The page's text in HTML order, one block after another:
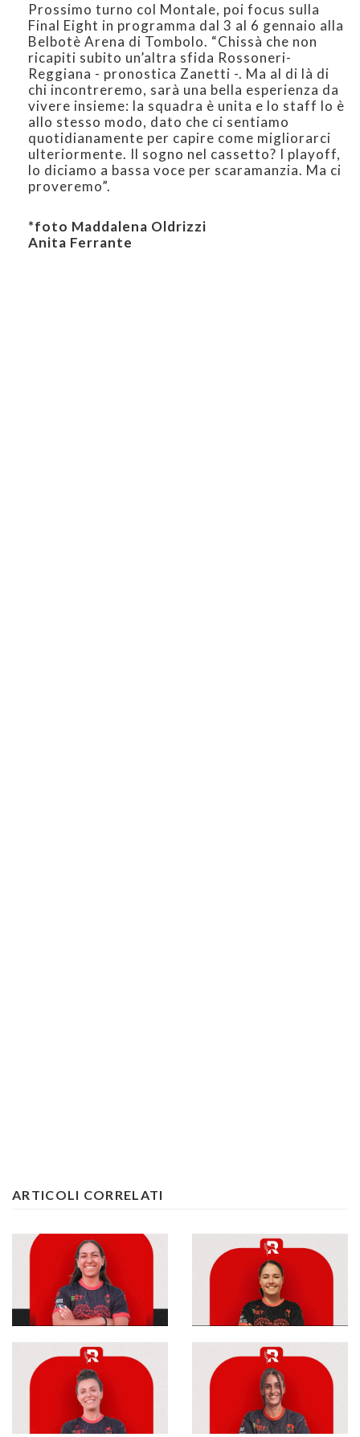
Prossimo turno col Montale, poi focus sulla
Final Eight in programma dal 3 al 6 gennaio alla
Belbotè Arena di Tombolo. “Chissà che non
ricapiti subito un’altra sfida Rossoneri-
Reggiana - pronostica Zanetti -. Ma al di là di
chi incontreremo, sarà una bella esperienza da
vivere insieme: la squadra è unita e lo staff lo è
allo stesso modo, dato che ci sentiamo
quotidianamente per capire come migliorarci
ulteriormente. Il sogno nel cassetto? I playoff,
lo diciamo a bassa voce per scaramanzia. Ma ci
proveremo”.
*foto Maddalena Oldrizzi
Anita Ferrante
ARTICOLI CORRELATI